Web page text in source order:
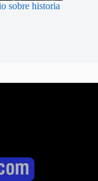
sobre historia